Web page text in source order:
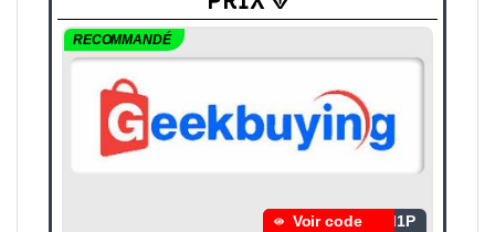
RECOMMANDÉ
Voir code M1P